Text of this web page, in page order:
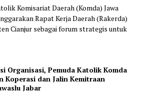
Komisariat Daerah (Komda) Jawa
Rapat Kerja Daerah (Rakerda)
Cianjur sebagai forum strategis untuk
Organisasi, Pemuda Katolik Komda
Koperasi dan Jalin Kemitraan
Jabar